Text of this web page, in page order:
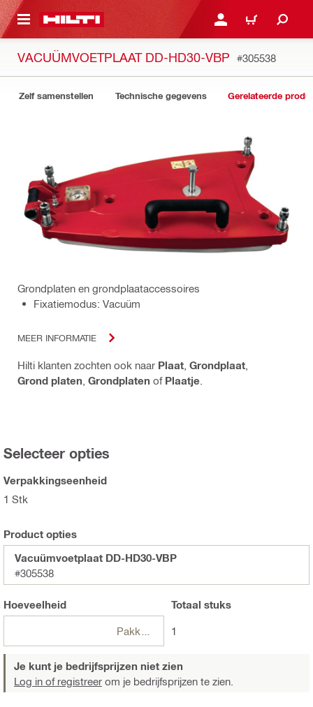
HOOFDINHOUD AANMELDEN OF
WINKELWAGEN
VACUÜMVOETPLAAT DD-HD30-VBP #305538
Zelf samenstellen Technische gegevens Gerelateerde
Grondplaten en grondplaataccessoires
Fixatiemodus: Vacuüm
MEER INFORMATIE
Hilti klanten zochten ook naar Plaat Grondplaat
Grond platen Grondplaten of Plaatje
Selecteer opties
Verpakkingseenheid
1 Stk
Product opties
Vacuümvoetplaat DD-HD30-VBP
#305538
Hoeveelheid
Pakketten
Totaal stuks
1
Je kunt je bedrijfsprijzen niet zien
Log in of registreer om je bedrijfsprijzen te zien.